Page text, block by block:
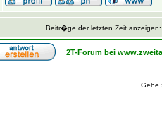
Beitr�ge der letzten Zeit
2T-Forum bei
Gehe